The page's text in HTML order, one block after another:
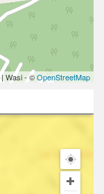
| Wasi - ©OpenStreetMap